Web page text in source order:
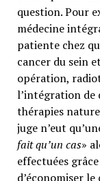
question. Pour
médecine
patiente chez
cancer du sein
opération,
l’intégration de
thérapies
juge n’eut
fait qu’un cas»
effectuées
d’économiser